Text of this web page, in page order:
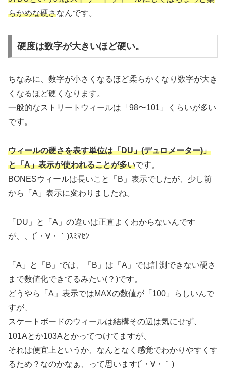
らかめな硬さなんです。
硬度は数字が大きいほど硬い。
ちなみに、数字が小さくなるほど柔らかくなり数字が大き
くなるほど硬くなります。
一般的なストリートウィールは「98〜101」くらいが多い
です。
ウィールの硬さを表す単位は「DU」(デュロメーター)」
と「A」表示が使われることが多いです。
BONESウィールは長いこと「B」表示でしたが、少し前
から「A」表示に変わりましたね。
「DU」と「A」の違いは正直よくわからないんです
が、、(´・∀・｀)ｽﾐﾏｾﾝ
「A」と「B」では、「B」は「A」では計測できない硬さ
まで数値化できてるみたい(？)です。
どうやら「A」表示ではMAXの数値が「100」らしいんで
すが、
スケートボードのウィールは結構その辺は気にせず、
101Aとか103Aとかってつけてますが、
それは便宜上というか、なんとなく感覚でわかりやすくす
るため？なのかなぁ、って思います(´・∀・｀)